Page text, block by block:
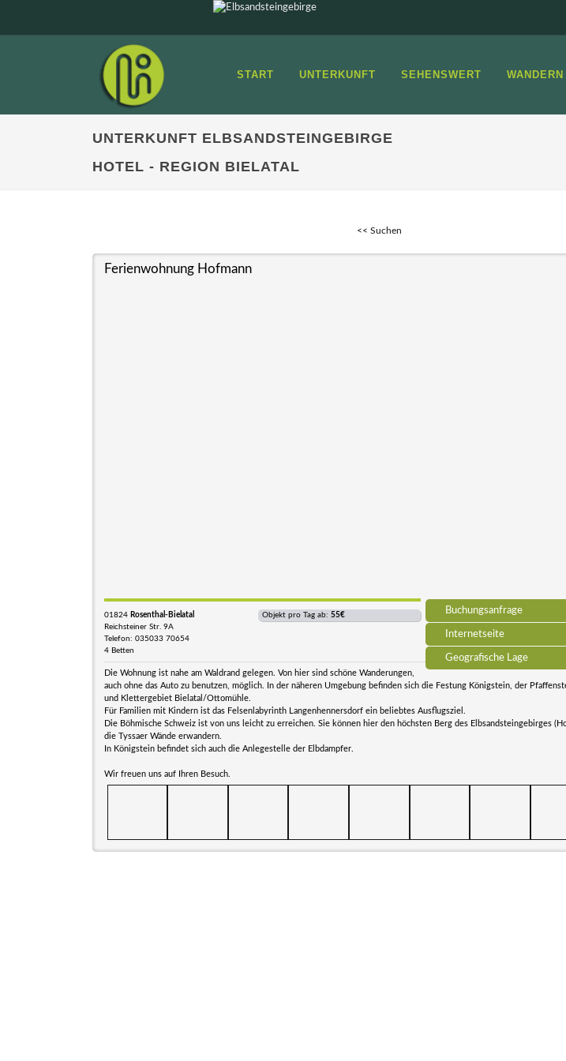
START UNTERKUNFT SEHENSWERT WANDERN
UNTERKUNFT ELBSANDSTEINGEBIRGE
HOTEL - REGION BIELATAL
<< Suchen
Ferienwohnung Hofmann
Buchungsanfrage
Internetseite
Geografische Lage
01824 Rosenthal-Bielatal
Reichsteiner Str. 9A
Telefon: 035033 70654
4 Betten
Objekt pro Tag ab: 55€
Die Wohnung ist nahe am Waldrand gelegen. Von hier sind schöne Wanderungen,
auch ohne das Auto zu benutzen, möglich. In der näheren Umgebung befinden sich die Festung Königstein, der
und Klettergebiet Bielatal/Ottomühle.
Für Familien mit Kindern ist das Felsenlabyrinth Langenhennersdorf ein beliebtes Ausflugsziel.
Die Böhmische Schweiz ist von uns leicht zu erreichen. Sie können hier den höchsten Berg des Elbsandsteingebirges
die Tyssaer Wände erwandern.
In Königstein befindet sich auch die Anlegestelle der Elbdampfer.
Wir freuen uns auf Ihren Besuch.